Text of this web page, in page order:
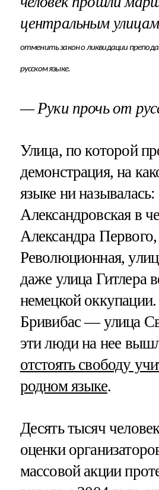
центральным
отменить закон о ликвидации
русском языке.
— Руки прочь от
Улица, по которой
демонстрация, на
языке ни называлась:
Александровская в
Александра Первого,
Революционная,
даже улица Гитлера
немецкой
Бривибас — улица
эти люди на нее
отстоять свободу
родном языке.
Десять тысяч
оценки
массовой акции